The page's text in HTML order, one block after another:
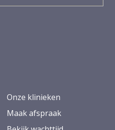
Onze klinieken
Maak afspraak